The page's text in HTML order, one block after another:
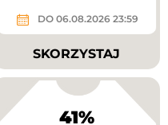
DO 06.08.2026 23:59
SKORZYSTAJ
41%